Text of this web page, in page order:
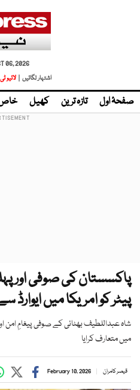
06, 2026
اشتہار لگائیں |
لائیو
صفحۂ اول تازہ ترین کھیل
پاکسستان کی صوفی اور
پیٹر کو امریکا میں ایوارڈ
شاہ عبداللطیف بھٹائی کے صوفی پیغامِ امن
میں متعارف کرایا
قیصر کامران February 10, 2026